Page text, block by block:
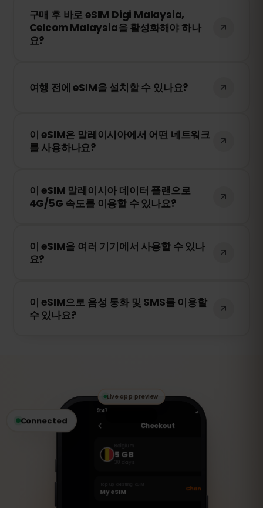
eSIM 설정에서 QR 코드를 스캔하면 즉시 활
성화됩니다. 물리적인 SIM 카드 교체가 필요
없습니다!
구매 후 바로 eSIM Digi Malaysia,
Celcom Malaysia을 활성화해야 하나
요?
다. 단, Digi Malaysia, Celcom Malaysia 내
여행 전에 eSIM을 설치할 수 있나요?
리 설치하는 것을 권장합니다. 다만, 말레이
시아에 도착하기 전까지 네트워크에 연결하
이 eSIM은 말레이시아에서 어떤 네트워크
를 사용하나요?
트워크를 자동으로 선택하여 연결됩니다. 예
를 들어 Digi Malaysia, Celcom Malaysia 등
이 eSIM 말레이시아 데이터 플랜으로
4G/5G 속도를 이용할 수 있나요?
아에서 5G가 제공되는 경우 5G 연결도 가능
합니다. 빠르고 안정적인 인터넷을 경험하세
이 eSIM을 여러 기기에서 사용할 수 있나
요?
다. 스마트폰을 변경하는 경우 새로운 eSIM
을 구매해야 합니다.
이 eSIM으로 음성 통화 및 SMS를 이용할
수 있나요?